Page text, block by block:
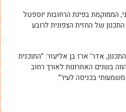
הממוקמת בפינת הרחובות יוספטל
של החזית הצפונית לרובע
אדר’ ארז בן אליעזר: “התוכנית
בשנים האחרונות לאורך רחוב
בכניסה לעיר”.